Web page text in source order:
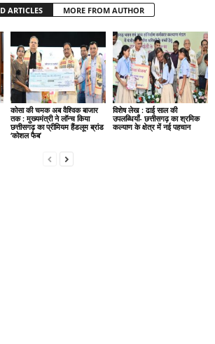
ARTICLES MORE FROM AUTHOR
कोसा की चमक अब वैश्विक बाजार
तक : मुख्यमंत्री ने लॉन्च किया
छत्तीसगढ़ का प्रीमियम हैंडलूम ब्रांड
‘कोशल फैब’
विशेष लेख : ढाई साल की
उपलब्धियाँ- छत्तीसगढ़ का श्रमिक
कल्याण के क्षेत्र में नई पहचान